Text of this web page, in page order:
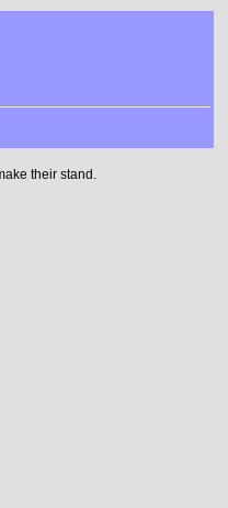
their stand.